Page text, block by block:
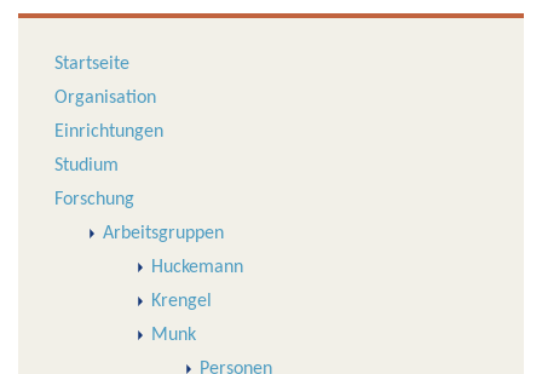
Startseite
Organisation
Einrichtungen
Studium
Forschung
Arbeitsgruppen
Huckemann
Krengel
Munk
Personen